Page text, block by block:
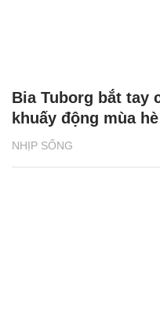
NHỊP SỐNG
Bia Tuborg bắt tay
khuấy động mùa